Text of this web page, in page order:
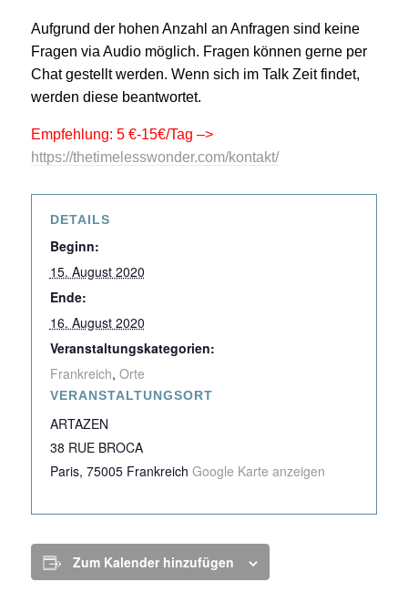
Aufgrund der hohen Anzahl an Anfragen sind keine
Fragen via Audio möglich. Fragen können gerne per
Chat gestellt werden. Wenn sich im Talk Zeit findet,
werden diese beantwortet.
Empfehlung: 5 €-15€/Tag –>
https://thetimelesswonder.com/kontakt/
DETAILS
Beginn:
15. August 2020
Ende:
16. August 2020
Veranstaltungskategorien:
Frankreich, Orte
VERANSTALTUNGSORT
ARTAZEN
38 RUE BROCA
Paris, 75005 Frankreich Google Karte anzeigen
Zum Kalender hinzufügen